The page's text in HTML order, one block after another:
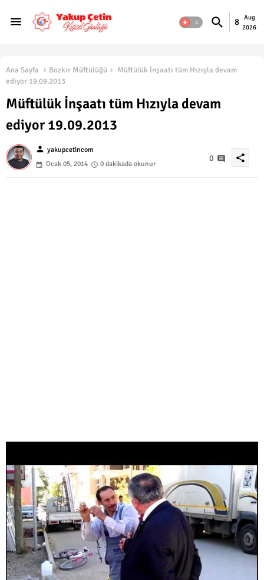
8
Aug
2026
Ana Sayfa Bozkır Müftülüğü
Müftülük İnşaatı tüm Hızıyla devam
ediyor 19.09.2013
Müftülük İnşaatı tüm Hızıyla devam
ediyor 19.09.2013
person yakupcetincom
Ocak 05, 2014
0 dakikada okunur
0 share